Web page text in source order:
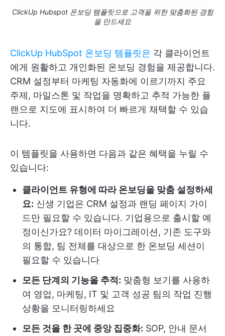
ClickUp Hubspot 온보딩 템플릿으로 고객을 위한 맞춤화된 경험
을 만드세요
ClickUp HubSpot 온보딩 템플릿은 각 클라이언트
에게 원활하고 개인화된 온보딩 경험을 제공합니다.
CRM 설정부터 마케팅 자동화에 이르기까지 주요
주제, 마일스톤 및 작업을 명확하고 추적 가능한 플
랜으로 지도에 표시하여 더 빠르게 채택할 수 있습
니다.
이 템플릿을 사용하면 다음과 같은 혜택을 누릴 수
있습니다:
클라이언트 유형에 따라 온보딩을 맞춤 설정하세
요: 신생 기업은 CRM 설정과 랜딩 페이지 가이
드만 필요할 수 있습니다. 기업용으로 출시할 예
정이신가요? 데이터 마이그레이션, 기존 도구와
의 통합, 팀 전체를 대상으로 한 온보딩 세션이
필요할 수 있습니다
모든 단계의 기능을 추적: 맞춤형 보기를 사용하
여 영업, 마케팅, IT 및 고객 성공 팀의 작업 진행
상황을 모니터링하세요
모든 것을 한 곳에 중앙 집중화: SOP, 안내 문서